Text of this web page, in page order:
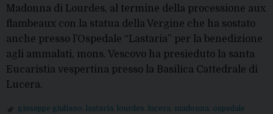
Madonna di Lourdes, al termine della processione aux
flambeaux con la statua della Vergine che ha sostato
anche presso l’Ospedale “Lastaria” per la benedizione
agli ammalati, mons. Vescovo ha presieduto la santa
Eucaristia vespertina presso la Basilica Cattedrale di
Lucera.
giuseppe giuliano lastaria lourdes lucera madonna ospedale